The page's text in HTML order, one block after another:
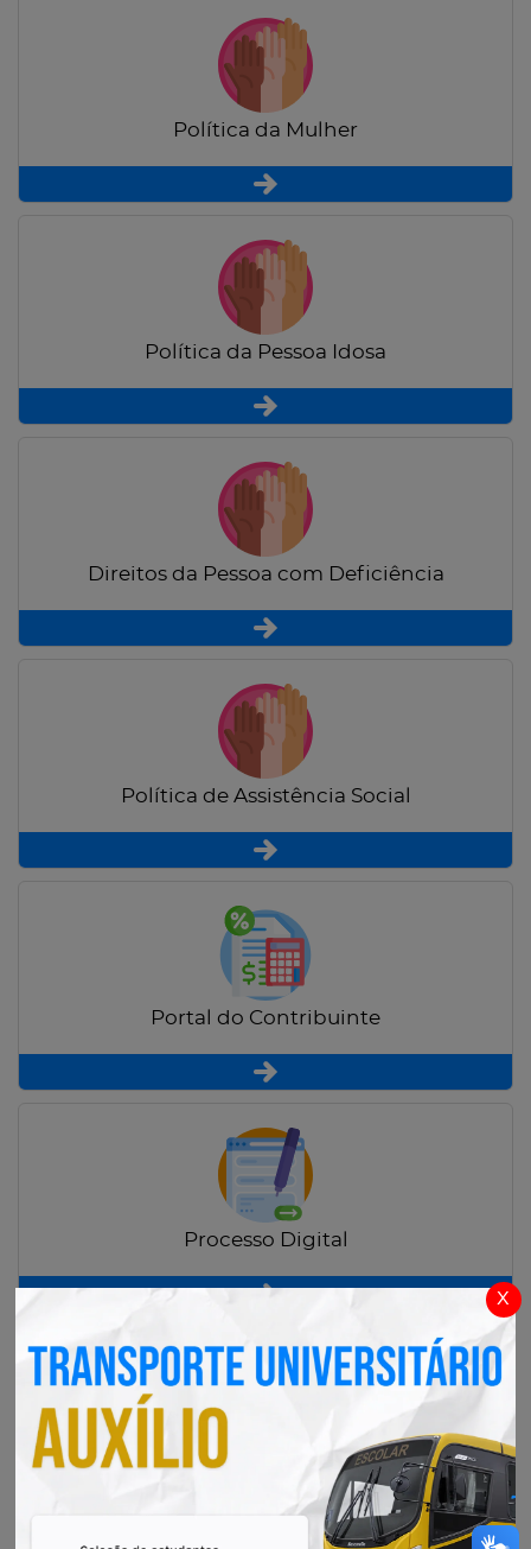
x
Política da Mulher
Política da Pessoa Idosa
Direitos da Pessoa com Deficiência
Política de Assistência Social
Portal do Contribuinte
Processo Digital
Radar Transparência Pública